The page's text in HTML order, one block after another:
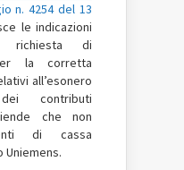
n. 4254 del 13
le indicazioni
richiesta di
la corretta
all’esonero
contributi
che non
di cassa